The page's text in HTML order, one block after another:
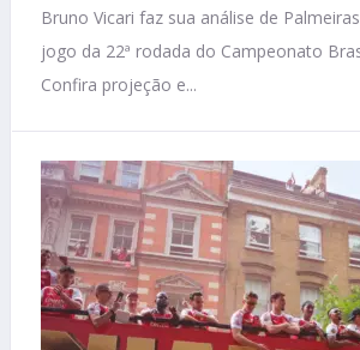
Bruno Vicari faz sua análise de
jogo da 22ª rodada do Campeonato
Confira projeção e...